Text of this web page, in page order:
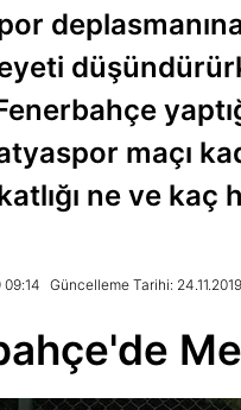
maçı
ne ve
09:14 Güncelleme Tarihi: